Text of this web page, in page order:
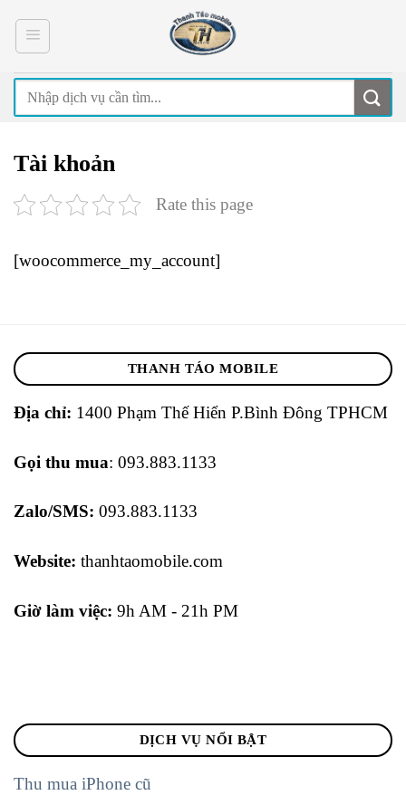
Tài khoản
Rate this page
[woocommerce_my_account]
THANH TÁO MOBILE
Địa chỉ: 1400 Phạm Thế Hiển P.Bình Đông TPHCM
Gọi thu mua: 093.883.1133
Zalo/SMS: 093.883.1133
Website: thanhtaomobile.com
Giờ làm việc: 9h AM - 21h PM
DỊCH VỤ NỔI BẬT
Thu mua iPhone cũ